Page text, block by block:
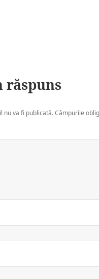
răspuns
nu va fi publicată.Câmpurile